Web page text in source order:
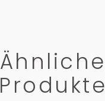
Ähnliche
Produkte